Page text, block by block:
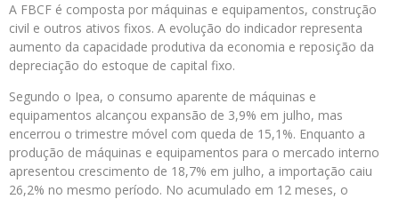
A FBCF é composta por máquinas e equipamentos, construção
civil e outros ativos fixos. A evolução do indicador representa
aumento da capacidade produtiva da economia e reposição da
depreciação do estoque de capital fixo.
Segundo o Ipea, o consumo aparente de máquinas e
equipamentos alcançou expansão de 3,9% em julho, mas
encerrou o trimestre móvel com queda de 15,1%. Enquanto a
produção de máquinas e equipamentos para o mercado interno
apresentou crescimento de 18,7% em julho, a importação caiu
26,2% no mesmo período. No acumulado em 12 meses, o